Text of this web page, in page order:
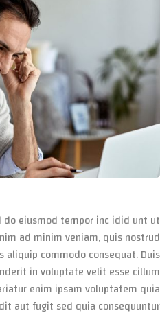
eiusmod tempor inc idid unt ut
ad minim veniam, quis nostrud
commodo consequat. Duis
in voluptate velit esse cillum
enim ipsam voluptatem quia
aut fugit sed quia consequuntur